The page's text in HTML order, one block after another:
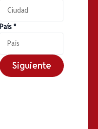
País *
Siguiente